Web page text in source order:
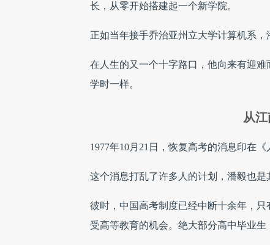
长，从零开始搭建起一个新学院。
正如当年接手乔治亚州立大学计算机系
在人生的又一个十字路口，他向来有迎
学时一样。
从
1977年10月21日，恢复高考的消息印在
这个消息打乱了许多人的计划，潘毅也是
彼时，中国高考制度已经中断十余年，
受高等教育的机会。绝大部分高中毕业